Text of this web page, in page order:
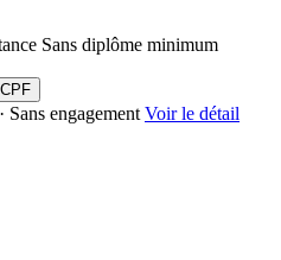
Sans diplôme minimum
Sans engagement Voir le détail